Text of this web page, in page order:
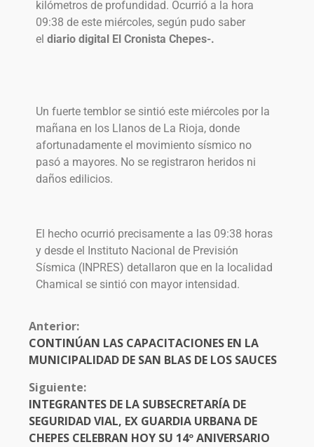
kilómetros de profundidad. Ocurrió a la hora
09:38 de este miércoles, según pudo saber
el diario digital El Cronista Chepes-.
Un fuerte temblor se sintió este miércoles por la
mañana en los Llanos de La Rioja, donde
afortunadamente el movimiento sísmico no
pasó a mayores. No se registraron heridos ni
daños edilicios.
El hecho ocurrió precisamente a las 09:38 horas
y desde el Instituto Nacional de Previsión
Sísmica (INPRES) detallaron que en la localidad
Chamical se sintió con mayor intensidad.
Anterior:
CONTINÚAN LAS CAPACITACIONES EN LA
MUNICIPALIDAD DE SAN BLAS DE LOS SAUCES
Siguiente:
INTEGRANTES DE LA SUBSECRETARÍA DE
SEGURIDAD VIAL, EX GUARDIA URBANA DE
CHEPES CELEBRAN HOY SU 14º ANIVERSARIO